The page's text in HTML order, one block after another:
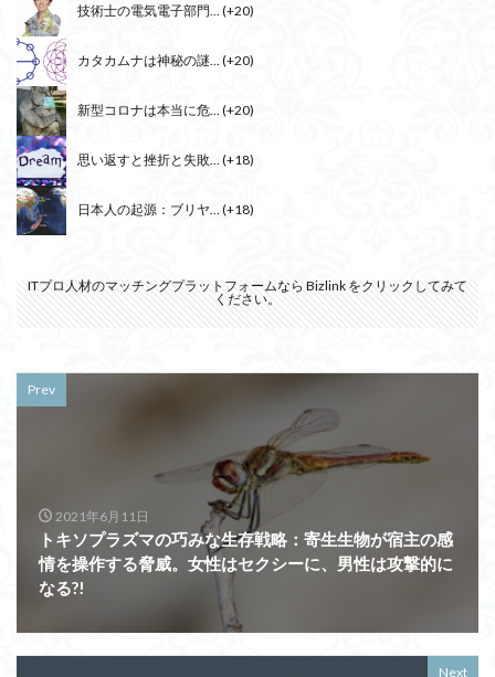
技術士の電気電子部門... +20
カタカムナは神秘の謎... +20
新型コロナは本当に危... +20
思い返すと挫折と失敗... +18
日本人の起源：ブリヤ... +18
ITプロ人材のマッチングプラットフォームなら Bizlink をクリックしてみて
ください。
Prev
2021年6月11日
トキソプラズマの巧みな生存戦略：寄生生物が宿主の感
情を操作する脅威。女性はセクシーに、男性は攻撃的に
なる?!
Next